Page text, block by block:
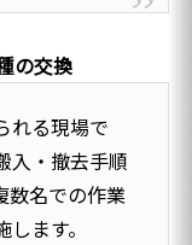
の交換
れる現場で
入・撤去手順
数名での作業
ます。